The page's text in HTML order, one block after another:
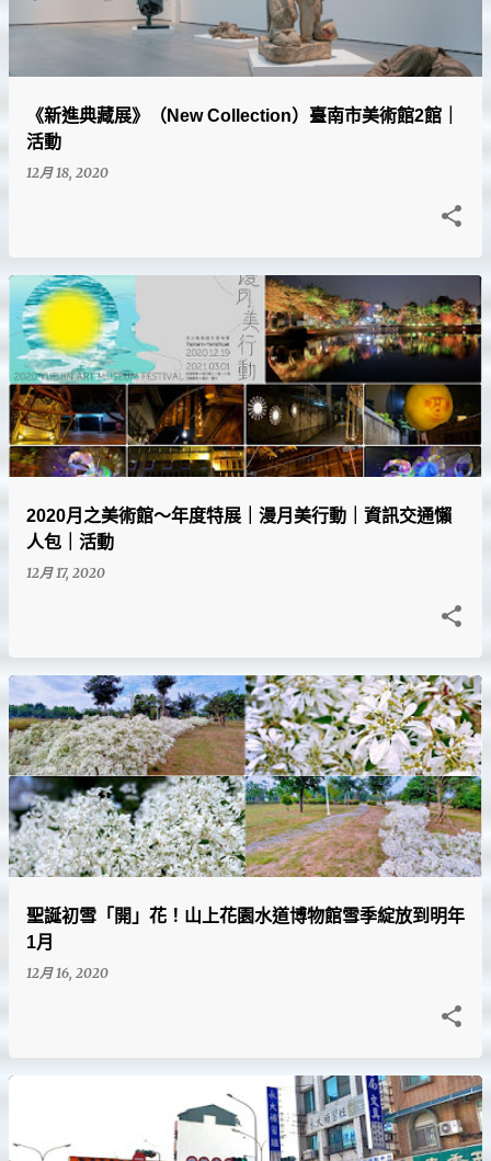
《新進典藏展》（New Collection）臺南市美術館2館｜
活動
12月 18, 2020
2020月之美術館～年度特展｜漫月美行動｜資訊交通懶
人包｜活動
12月 17, 2020
聖誕初雪「開」花！山上花園水道博物館雪季綻放到明年
1月
12月 16, 2020